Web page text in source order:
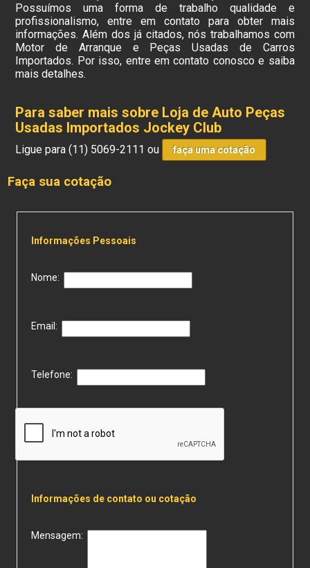
Possuímos uma forma de trabalho qualidade e
profissionalismo, entre em contato para obter mais
informações. Além dos já citados, nós trabalhamos com
Motor de Arranque e Peças Usadas de Carros
Importados. Por isso, entre em contato conosco e saiba
mais detalhes.
Para saber mais sobre Loja de Auto Peças
Usadas Importados Jockey Club
Ligue para(11) 5069-2111 ou faça uma cotação
Faça sua cotação
Informações Pessoais
Nome:
Email:
Telefone:
Informações de contato ou cotação
Mensagem: